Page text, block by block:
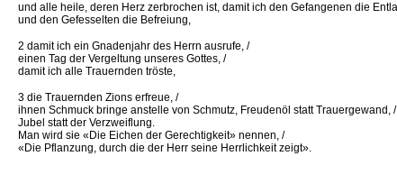
und alle heile, deren Herz zerbrochen ist, damit ich den Gefangenen die
und den Gefesselten die Befreiung,
2 damit ich ein Gnadenjahr des Herrn ausrufe, /
einen Tag der Vergeltung unseres Gottes, /
damit ich alle Trauernden tröste,
3 die Trauernden Zions erfreue, /
ihnen Schmuck bringe anstelle von Schmutz, Freudenöl statt Trauergewand, /
Jubel statt der Verzweiflung.
Man wird sie «Die Eichen der Gerechtigkeit» nennen, /
«Die Pflanzung, durch die der Herr seine Herrlichkeit zeigt».